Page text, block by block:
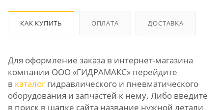
КАК КУПИТЬ ОПЛАТА ДОСТАВКА
Для оформление заказа в интернет-магазина
компании ООО «ГИДРАМАКС» перейдите
в каталог гидравлического и пневматического
оборудования и запчастей к нему. Либо введите
в поиск в шапке сайта название нужной детали